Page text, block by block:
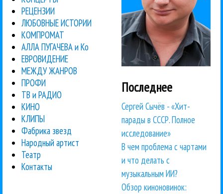
РЕЦЕНЗИИ
ЛЮБОВНЫЕ ИСТОРИИ
КОМПРОМАТ
АЛЛА ПУГАЧЕВА и Ко
ЕВРОВИДЕНИЕ
МЕЖДУ ЖАНРОВ
ПРОФИ
ТВ и РАДИО
КИНО
КЛИПЫ
Фабрика звезд
Народный артист
Театр
Контакты
Последнее
Сергей Сычёв - «Хит-
парады в СССР. Полное
исследование»
В чем проблема с чартами
и что делать с
музыкальным ИИ?
Обзор киноновинок: